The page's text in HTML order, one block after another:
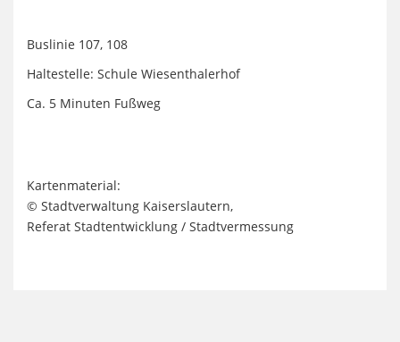
Buslinie 107, 108
Haltestelle: Schule Wiesenthalerhof
Ca. 5 Minuten Fußweg
Kartenmaterial:
© Stadtverwaltung Kaiserslautern,
Referat Stadtentwicklung / Stadtvermessung